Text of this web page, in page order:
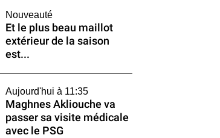
Nouveauté
Et le plus beau maillot
extérieur de la saison
est...
Aujourd'hui à 11:35
Maghnes Akliouche va
passer sa visite médicale
avec le PSG